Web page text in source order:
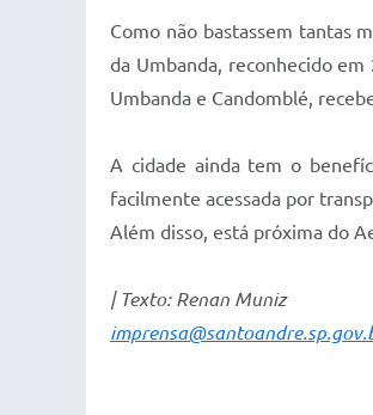
Como não bastassem tantas
da Umbanda, reconhecido
Umbanda e Candomblé,
A cidade ainda tem o
facilmente acessada por
Além disso, está próxima do
| Texto: Renan Muniz